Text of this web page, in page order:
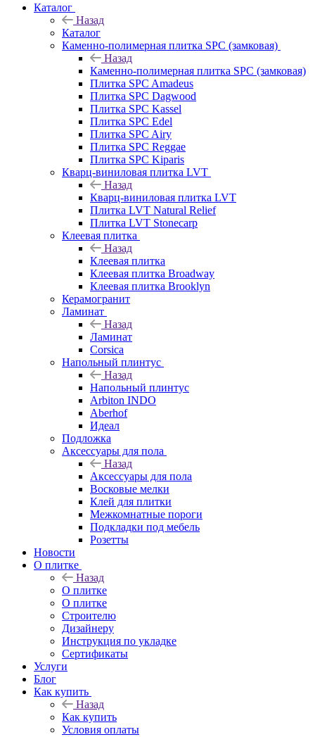
Каталог
Назад
Каталог
Каменно-полимерная плитка SPC (замковая)
Назад
Каменно-полимерная плитка SPC (замковая)
Плитка SPC Amadeus
Плитка SPC Dagwood
Плитка SPC Kassel
Плитка SPC Edel
Плитка SPC Airy
Плитка SPC Reggae
Плитка SPC Kiparis
Кварц-виниловая плитка LVT
Назад
Кварц-виниловая плитка LVT
Плитка LVT Natural Relief
Плитка LVT Stonecarp
Клеевая плитка
Назад
Клеевая плитка
Клеевая плитка Broadway
Клеевая плитка Brooklyn
Керамогранит
Ламинат
Назад
Ламинат
Corsica
Напольный плинтус
Назад
Напольный плинтус
Arbiton INDO
Aberhof
Идеал
Подложка
Аксессуары для пола
Назад
Аксессуары для пола
Восковые мелки
Клей для плитки
Межкомнатные пороги
Подкладки под мебель
Розетты
Новости
О плитке
Назад
О плитке
О плитке
Строителю
Дизайнеру
Инструкция по укладке
Сертификаты
Услуги
Блог
Как купить
Назад
Как купить
Условия оплаты